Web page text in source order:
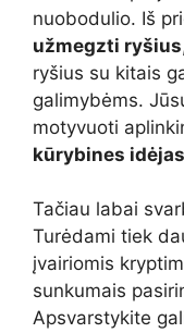
nuobodulio. Iš
užmegzti ryšius
ryšius su kitais
galimybėms.
motyvuoti
kūrybines idėjas
Tačiau labai
Turėdami tiek
įvairiomis
sunkumais
Apsvarstykite